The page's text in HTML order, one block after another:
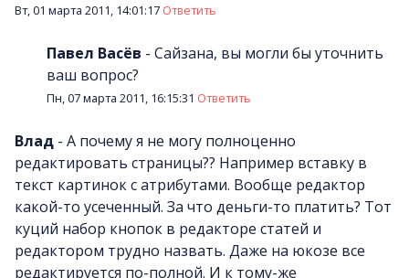
Вт, 01 марта 2011, 14:01:17 Ответить
Павел Васёв - Сайзана, вы могли бы уточнить
ваш вопрос?
Пн, 07 марта 2011, 16:15:31 Ответить
Влад - А почему я не могу полноценно
редактировать страницы?? Например вставку в
текст картинок с атрибутами. Вообще редактор
какой-то усеченный. За что деньги-то платить? Тот
куций набор кнопок в редакторе статей и
редактором трудно назвать. Даже на юкозе все
редактируется по-полной. И к тому-же